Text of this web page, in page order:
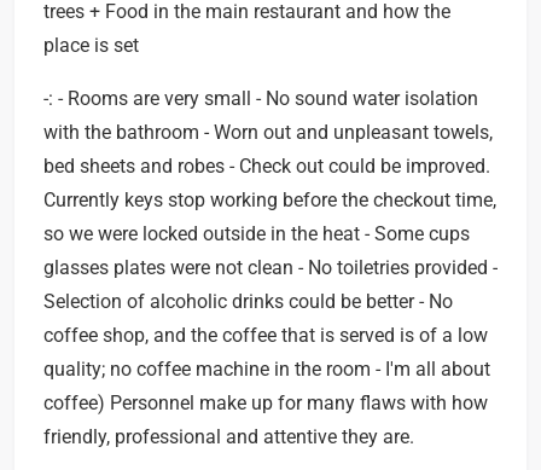
trees + Food in the main restaurant and how the
place is set
-: - Rooms are very small - No sound water isolation
with the bathroom - Worn out and unpleasant towels,
bed sheets and robes - Check out could be improved.
Currently keys stop working before the checkout time,
so we were locked outside in the heat - Some cups
glasses plates were not clean - No toiletries provided -
Selection of alcoholic drinks could be better - No
coffee shop, and the coffee that is served is of a low
quality; no coffee machine in the room - I'm all about
coffee) Personnel make up for many flaws with how
friendly, professional and attentive they are.